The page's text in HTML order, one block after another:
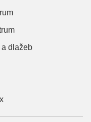
a dlažeb